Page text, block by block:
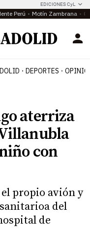
EDICIONES CyL
Perú Motín Zambrana
DEPORTES
aterriza
con
propio avión y
del
de